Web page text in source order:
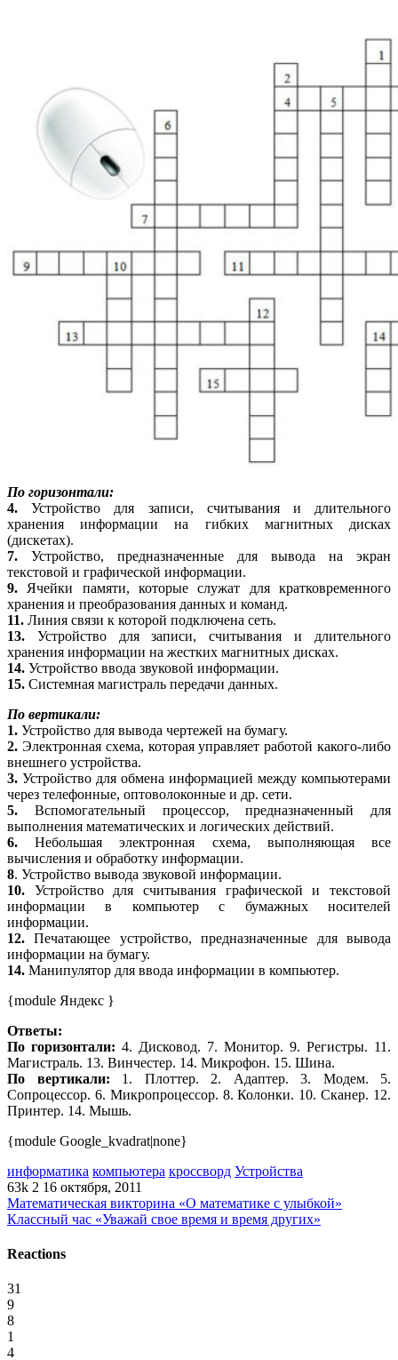
По горизонтали:
4. Устройство для записи, считывания и длительного
хранения информации на гибких магнитных дисках
(дискетах).
7. Устройство, предназначенные для вывода на экран
текстовой и графической информации.
9. Ячейки памяти, которые служат для кратковременного
хранения и преобразования данных и команд.
11. Линия связи к которой подключена сеть.
13. Устройство для записи, считывания и длительного
хранения информации на жестких магнитных дисках.
14. Устройство ввода звуковой информации.
15. Системная магистраль передачи данных.
По вертикали:
1. Устройство для вывода чертежей на бумагу.
2. Электронная схема, которая управляет работой какого-либо
внешнего устройства.
3. Устройство для обмена информацией между компьютерами
через телефонные, оптоволоконные и др. сети.
5. Вспомогательный процессор, предназначенный для
выполнения математических и логических действий.
6. Небольшая электронная схема, выполняющая все
вычисления и обработку информации.
8. Устройство вывода звуковой информации.
10. Устройство для считывания графической и текстовой
информации в компьютер с бумажных носителей
информации.
12. Печатающее устройство, предназначенные для вывода
информации на бумагу.
14. Манипулятор для ввода информации в компьютер.
{module Яндекс }
Ответы:
По горизонтали: 4. Дисковод. 7. Монитор. 9. Регистры. 11.
Магистраль. 13. Винчестер. 14. Микрофон. 15. Шина.
По вертикали: 1. Плоттер. 2. Адаптер. 3. Модем. 5.
Сопроцессор. 6. Микропроцессор. 8. Колонки. 10. Сканер. 12.
Принтер. 14. Мышь.
{module Google_kvadrat|none}
информатика компьютера кроссворд Устройства
63k 2 16 октября, 2011
Математическая викторина «О математике с улыбкой»
Классный час «Уважай свое время и время других»
Reactions
31
9
8
1
4